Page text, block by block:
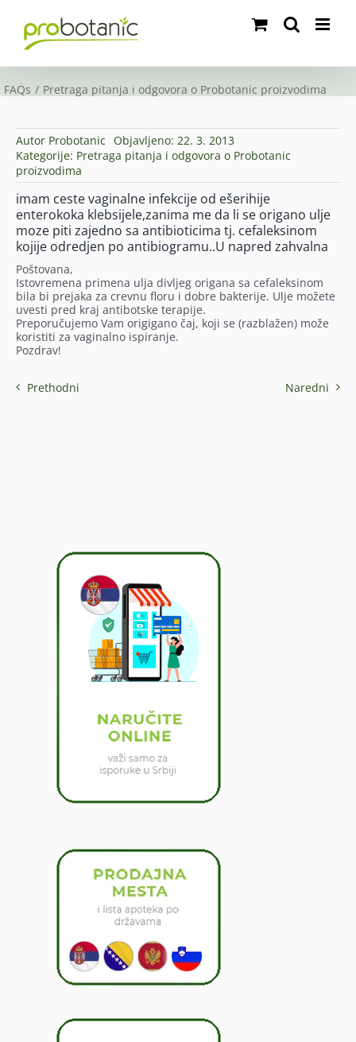
content
FAQs Pretraga pitanja i odgovora o Probotanic proizvodima
Autor Probotanic Objavljeno: 22. 3. 2013
Kategorije: Pretraga pitanja i odgovora o Probotanic
proizvodima
imam ceste vaginalne infekcije od ešerihije
enterokoka klebsijele,zanima me da li se origano ulje
moze piti zajedno sa antibioticima tj. cefaleksinom
kojije odredjen po antibiogramu..U napred zahvalna
Poštovana,
Istovremena primena ulja divljeg origana sa cefaleksinom
bila bi prejaka za crevnu floru i dobre bakterije. Ulje možete
uvesti pred kraj antibotske terapije.
Preporučujemo Vam origigano čaj, koji se (razblažen) može
koristiti za vaginalno ispiranje.
Pozdrav!
Prethodni Naredni